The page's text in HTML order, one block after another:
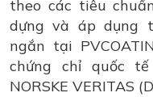
theo các tiêu
dựng và áp dụng
ngắn tại
chứng chỉ quốc
NORSKE VERITAS